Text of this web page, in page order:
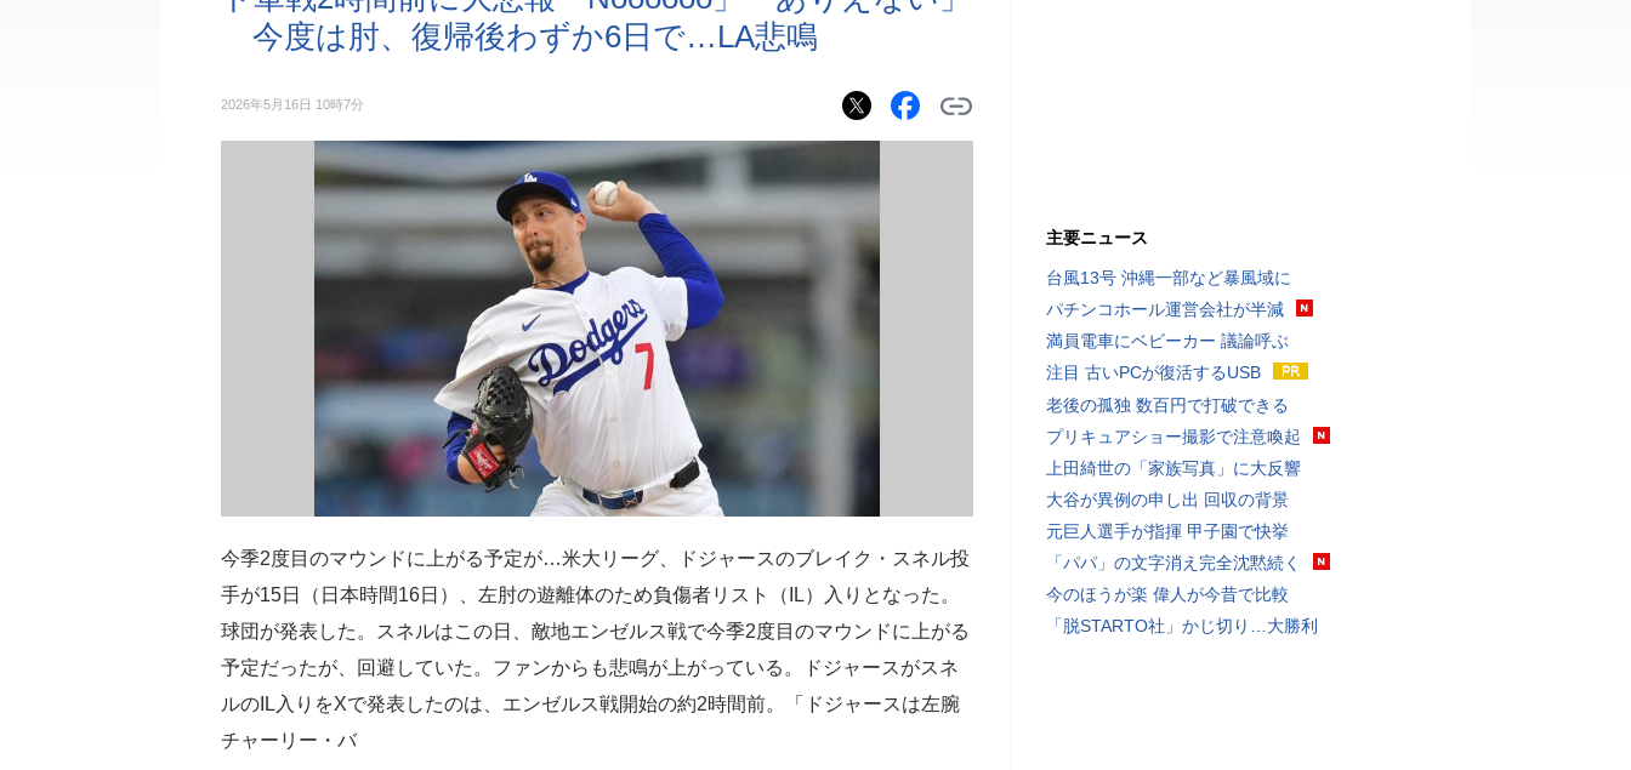
今度は肘、復帰後わずか6日で…LA悲鳴
2026年5月16日 10時7分
今季2度目のマウンドに上がる予定が…米大リーグ、ドジャースのブレイク・スネル投
手が15日（日本時間16日）、左肘の遊離体のため負傷者リスト（IL）入りとなった。
球団が発表した。スネルはこの日、敵地エンゼルス戦で今季2度目のマウンドに上がる
予定だったが、回避していた。ファンからも悲鳴が上がっている。ドジャースがスネ
ルのIL入りをXで発表したのは、エンゼルス戦開始の約2時間前。「ドジャースは左腕
チャーリー・バ
主要ニュース
台風13号 沖縄一部など暴風域に
パチンコホール運営会社が半減
満員電車にベビーカー 議論呼ぶ
注目 古いPCが復活するUSB
老後の孤独 数百円で打破できる
プリキュアショー撮影で注意喚起
上田綺世の「家族写真」に大反響
大谷が異例の申し出 回収の背景
元巨人選手が指揮 甲子園で快挙
「パパ」の文字消え完全沈黙続く
今のほうが楽 偉人が今昔で比較
「脱STARTO社」かじ切り…大勝利